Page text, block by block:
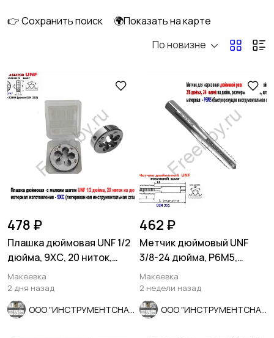
Аудио и видео
Противоугонные
устройства
Багажные системы и
фаркопы
Мотоэкипировка
Другие запчасти
и аксессуары
Мотозапчасти Мотоаксессуары
👉 Сохранить поиск
🌍Показать на карте
По новизне
478 ₽
Плашка дюймовая UNF 1/2
дюйма, 9ХС, 20 ниток,
мелкий шаг, 38/10 мм.
Макеевка
2 дня назад
462 ₽
Метчик дюймовый UNF
3/8-24 дюйма, Р6М5,
штучный, 24 нитки, 80/34
мм.
Макеевка
2 недели назад